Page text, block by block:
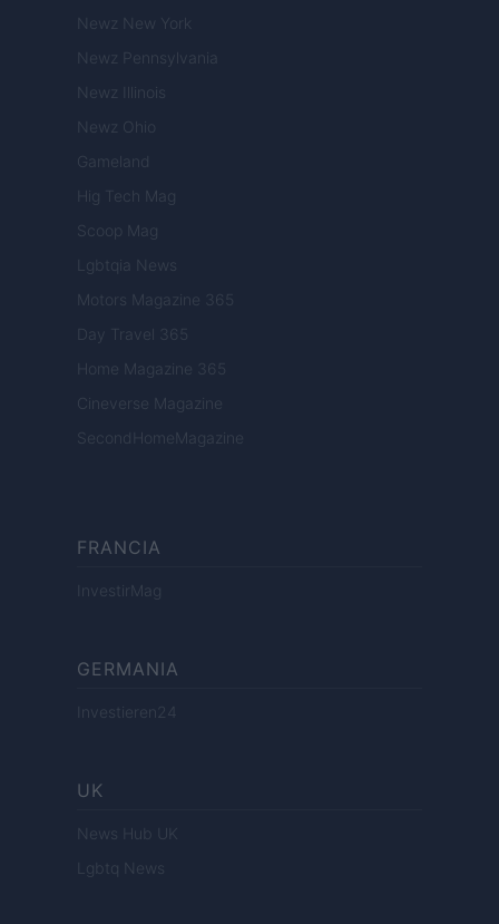
Newz New York
Newz Pennsylvania
Newz Illinois
Newz Ohio
Gameland
Hig Tech Mag
Scoop Mag
Lgbtqia News
Motors Magazine 365
Day Travel 365
Home Magazine 365
Cineverse Magazine
SecondHomeMagazine
FRANCIA
InvestirMag
GERMANIA
Investieren24
UK
News Hub UK
Lgbtq News